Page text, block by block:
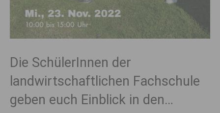
Die SchülerInnen der
landwirtschaftlichen Fachschule
geben euch Einblick in den…